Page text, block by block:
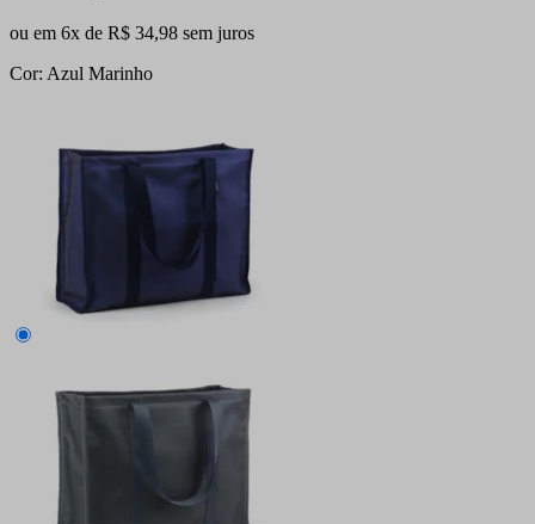
ou em 6x de R$ 34,98 sem juros
Cor: Azul Marinho